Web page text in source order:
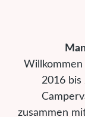
2016 bis
zusammen